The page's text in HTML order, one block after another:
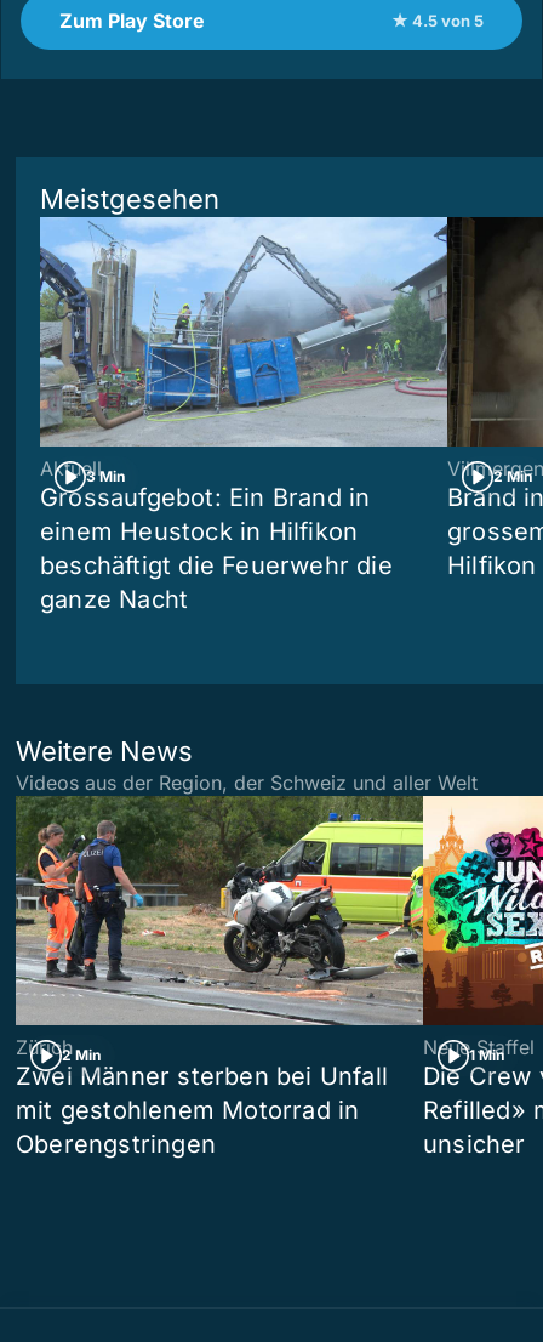
Zum Play Store ★ 4.5 von 5
Meistgesehen
3 Min
Aktuell
Grossaufgebot: Ein Brand in
einem Heustock in Hilfikon
beschäftigt die Feuerwehr die
ganze Nacht
2 Min
Villmergen
Brand
Hilfikon
Weitere News
Videos aus der Region, der Schweiz und aller Welt
2 Min
Zürich
Zwei Männer sterben bei Unfall
mit gestohlenem Motorrad in
Oberengstringen
1 Min
Neue Staffel
Die Crew
Refilled»
unsicher